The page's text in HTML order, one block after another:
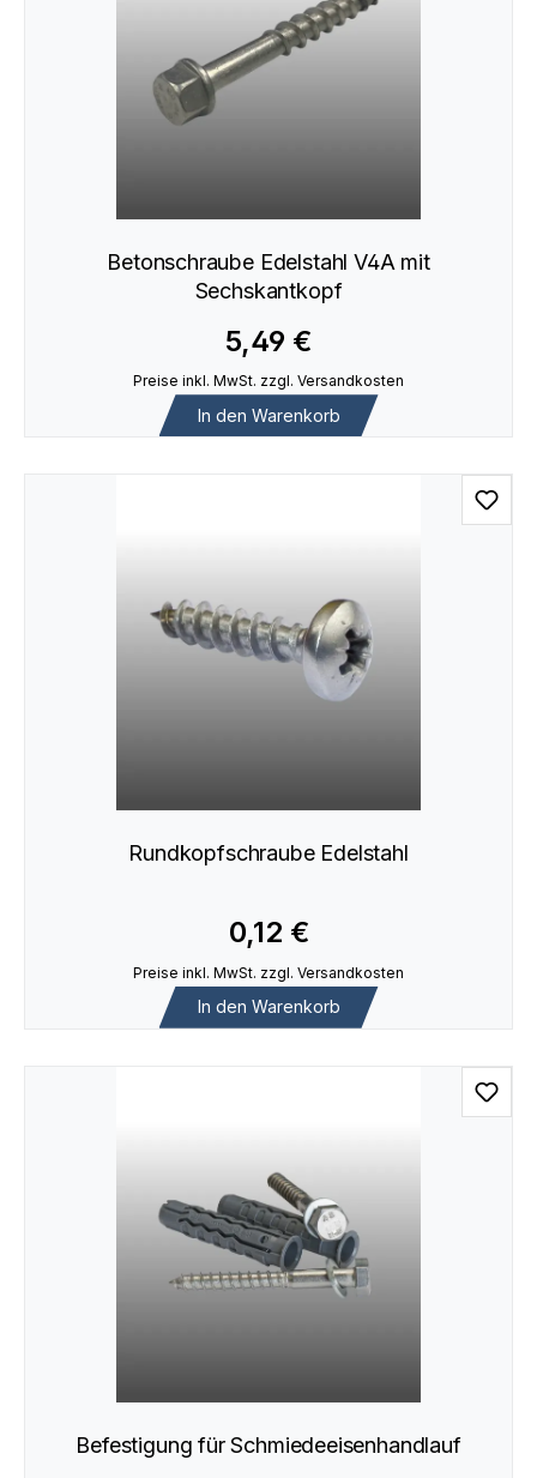
Betonschraube Edelstahl V4A mit
Sechskantkopf
5,49 €
Preise inkl. MwSt. zzgl. Versandkosten
In den Warenkorb
Rundkopfschraube Edelstahl
0,12 €
Preise inkl. MwSt. zzgl. Versandkosten
In den Warenkorb
Befestigung für Schmiedeeisenhandlauf